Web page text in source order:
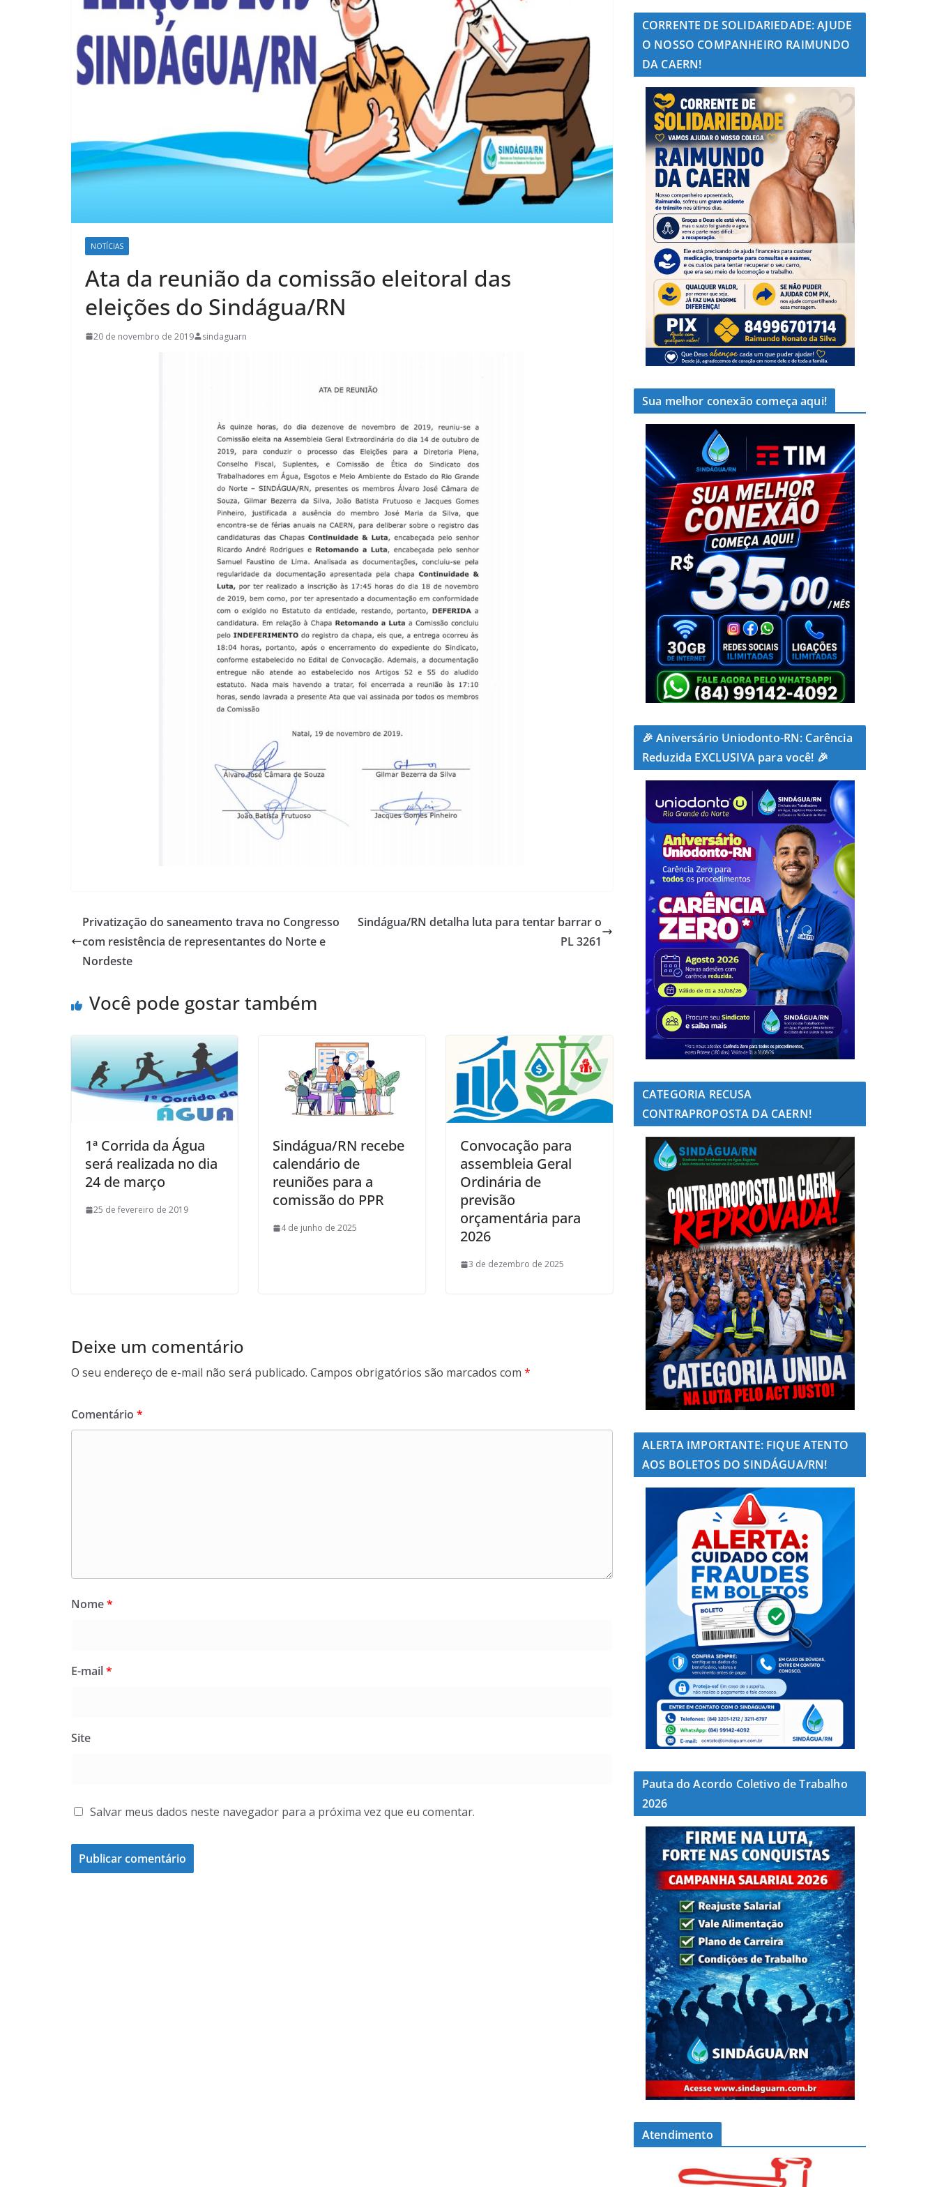
NOTÍCIAS
Ata da reunião da comissão eleitoral das
eleições do Sindágua/RN
20 de novembro de 2019 sindaguarn
Privatização do saneamento trava no Congresso
com resistência de representantes do Norte e
Nordeste
Sindágua/RN detalha luta para tentar barrar o
PL 3261
Você pode gostar também
1ª Corrida da Água
será realizada no dia
24 de março
25 de fevereiro de 2019
Sindágua/RN recebe
calendário de
reuniões para a
comissão do PPR
4 de junho de 2025
Convocação para
assembleia Geral
Ordinária de
previsão
orçamentária para
2026
3 de dezembro de 2025
Deixe um comentário
O seu endereço de e-mail não será publicado. Campos obrigatórios são marcados com *
Comentário *
Nome*
E-mail*
Site
Salvar meus dados neste navegador para a próxima vez que eu comentar.
CORRENTE DE SOLIDARIEDADE: AJUDE
O NOSSO COMPANHEIRO RAIMUNDO
DA CAERN!
Sua melhor conexão começa aqui!
🎉 Aniversário Uniodonto-RN: Carência
Reduzida EXCLUSIVA para você! 🎉
CATEGORIA RECUSA
CONTRAPROPOSTA DA CAERN!
ALERTA IMPORTANTE: FIQUE ATENTO
AOS BOLETOS DO SINDÁGUA/RN!
Pauta do Acordo Coletivo de Trabalho
2026
Atendimento